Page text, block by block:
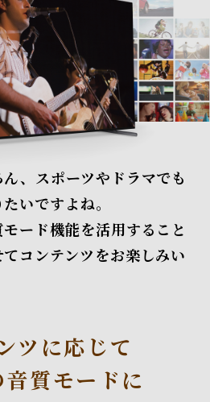
、スポーツやドラマでも
いですよね。
ード機能を活用すること
コンテンツをお楽しみい
ツに応じて
質モードに